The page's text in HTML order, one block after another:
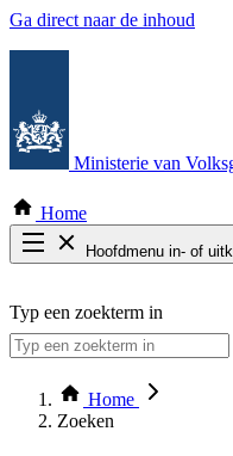
Ga direct naar de inhoud
Ministerie van
Home
Hoofdmenu in- of
Thema COVID-19
Bekijk per
Typ een zoekterm in
Home
Zoeken